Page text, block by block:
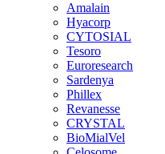
Amalain
Hyacorp
CYTOSIAL
Tesoro
Euroresearch
Sardenya
Phillex
Revanesse
CRYSTAL
BioMialVel